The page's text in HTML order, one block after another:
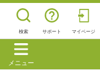
検索 サポート マイページ
メニュー